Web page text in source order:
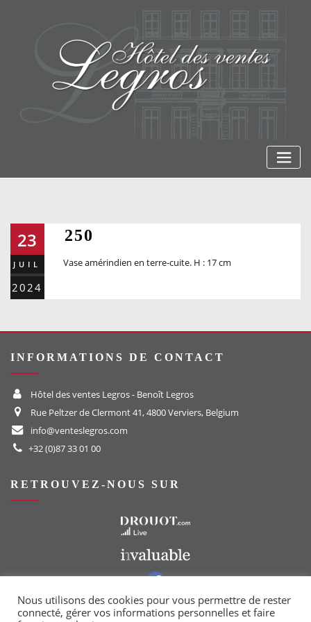
23
JUIL
2024
250
Vase amérindien en terre-cuite. H : 17 cm
INFORMATIONS DE CONTACT
Hôtel des ventes Legros - Benoît Legros
Rue Peltzer de Clermont 41, 4800 Verviers, Belgium
info@venteslegros.com
+32 (0)87 33 01 00
RETROUVEZ-NOUS SUR
Vers notre groupe Facebook
Nous utilisons des cookies pour vous permettre de rester
connecté, gérer vos informations personnelles et faire